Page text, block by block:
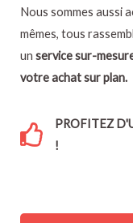
Nous sommes aussi
mêmes, tous
un service sur-
votre achat sur plan.
PROFITEZ
!